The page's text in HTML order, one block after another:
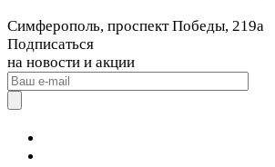
Симферополь, проспект Победы, 219а
Подписаться
на новости и акции